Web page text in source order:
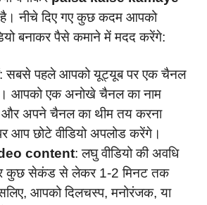
है। नीचे दिए गए कुछ कदम आपको
बनाकर पैसे कमाने में मदद करेंगे:
: सबसे पहले आपको यूट्यूब पर एक चैनल
आपको एक अनोखे चैनल का नाम
और अपने चैनल का थीम तय करना
आप छोटे वीडियो अपलोड करेंगे।
content: लघु वीडियो की अवधि
कुछ सेकंड से लेकर 1-2 मिनट तक
आपको दिलचस्प, मनोरंजक, या